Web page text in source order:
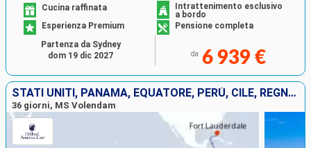
Cucina raffinata
Intrattenimento esclusivo
a bordo
Esperienza Premium
Pensione completa
da 6 939 €
Partenza da Sydney
dom 19 dic 2027
STATI UNITI, PANAMA, EQUATORE, PERÙ, CILE, REGNO UNITO, FRANCIA, SAMOA, FIJI (ISOLE), NUOVA CALEDONIA, AUSTRALIA
36 giorni, MS Volendam